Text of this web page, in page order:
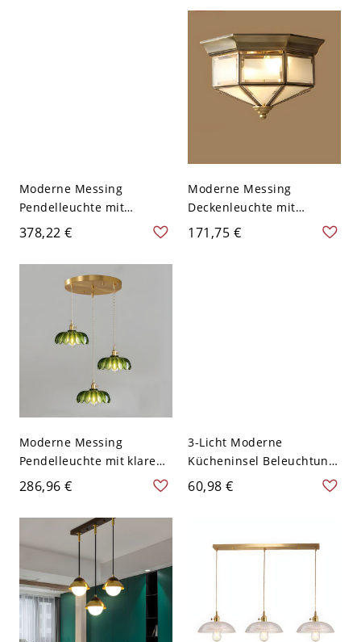
Wohnbereich mit weißem
LED/Glühlampe/Leuchtsto
fflampe, 110V-120V,
Holzfarbe, Scheune
Moderne Messing
Pendelleuchte mit
grünem Glasschirm und
verstellbarer
Aufhängelänge für den
Heimgebrauch - 110V-
120V Topfdeckel 30,48 cm
378,22 €
Moderne Messing
Deckenleuchte mit
weißem Glasschirm -
110V-120V Topfdeckel
171,75 €
Moderne Messing
Pendelleuchte mit klarem
Glasschirm - verstellbare
Aufhängelänge - stilvolles
Design - 110V-120V 35,56
cm Topfdeckel
286,96 €
3-Licht Moderne
Kücheninsel Beleuchtung,
Metall Deckenleuchte in
Schwarz - Topfdeckel
60,98 €